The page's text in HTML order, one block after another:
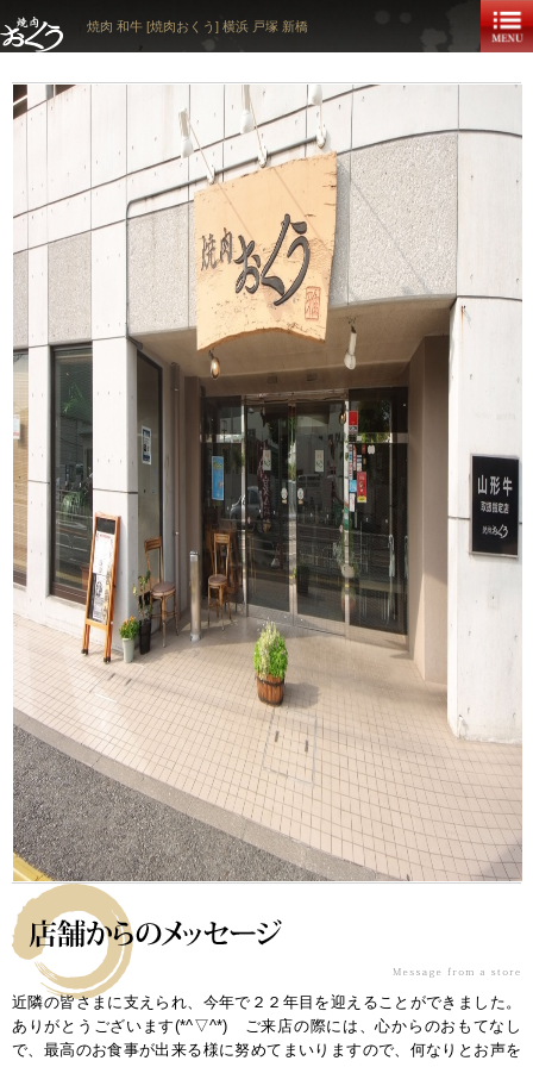
焼肉 和牛 [焼肉おくう] 横浜 戸塚 新橋
近隣の皆さまに支えられ、今年で２２年目を迎えることができました。
ありがとうございます(*^▽^*) ご来店の際には、心からのおもてなし
で、最高のお食事が出来る様に努めてまいりますので、何なりとお声を